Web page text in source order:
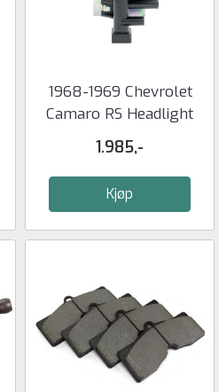
1968-1969 Chevrolet
Camaro RS Headlight
Relay ...
1.985,-
Kjøp